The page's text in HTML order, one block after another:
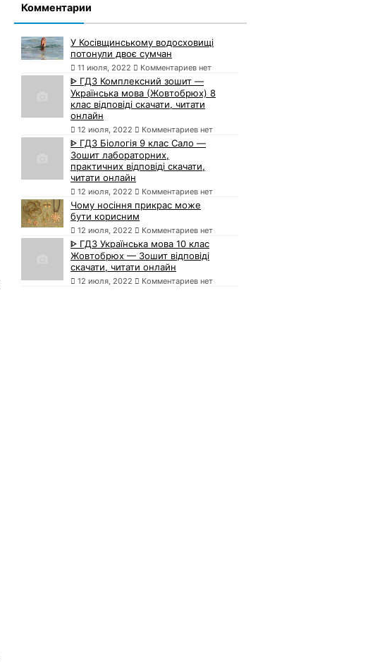
Комментарии
У Косівщинському водосховищі
потонули двоє сумчан
11 июля, 2022 Комментариев нет
ᐈ ГДЗ Комплексний зошит —
Українська мова (Жовтобрюх) 8
клас відповіді скачати, читати
онлайн
12 июля, 2022 Комментариев нет
ᐈ ГДЗ Біологія 9 клас Сало —
Зошит лабораторних,
практичних відповіді скачати,
читати онлайн
12 июля, 2022 Комментариев нет
Чому носіння прикрас може
бути корисним
12 июля, 2022 Комментариев нет
ᐈ ГДЗ Українська мова 10 клас
Жовтобрюх — Зошит відповіді
скачати, читати онлайн
12 июля, 2022 Комментариев нет